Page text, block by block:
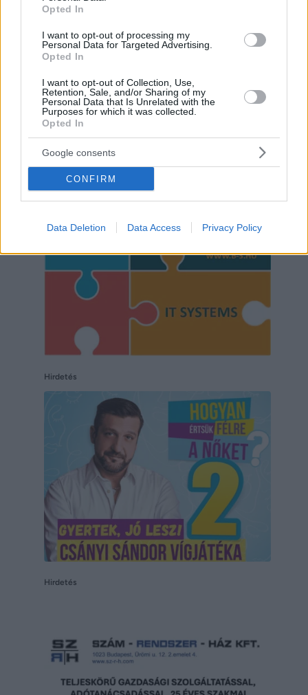
Opted In
I want to opt-out of processing my
Personal Data for Targeted Advertising.
Opted In
I want to opt-out of Collection, Use,
Retention, Sale, and/or Sharing of my
Personal Data that Is Unrelated with the
Purposes for which it was collected.
Opted In
Google consents
CONFIRM
Data Deletion Data Access Privacy Policy
Hirdetés
Hirdetés